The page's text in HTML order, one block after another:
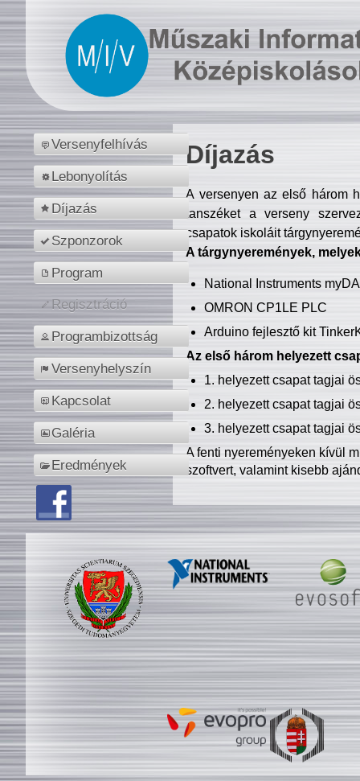
Versenyfelhívás
Lebonyolítás
Díjazás
Szponzorok
Program
Regisztráció
Programbizottság
Versenyhelyszín
Kapcsolat
Galéria
Eredmények
Díjazás
A versenyen az első három
tanszéket a verseny
csapatok iskoláit
A tárgynyeremények,
National Instruments
OMRON CP1LE PLC
Arduino fejlesztő kit
Az első három helyezett
1. helyezett csapat tagjai
2. helyezett csapat tagjai
3. helyezett csapat tagjai
A fenti nyereményeken kívül
szoftvert, valamint kisebb